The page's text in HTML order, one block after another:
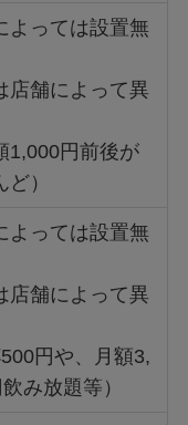
よっては設置無
店舗によって異
1,000円前後が
）
よっては設置無
店舗によって異
500円や、月額3,
み放題等）